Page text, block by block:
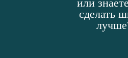
или
сделать